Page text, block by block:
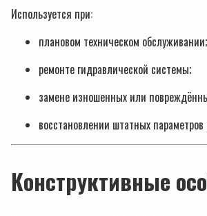
Используется при:
плановом техническом обслуживании;
ремонте гидравлической системы;
замене изношенных или
восстановлении штатных
Конструктивные